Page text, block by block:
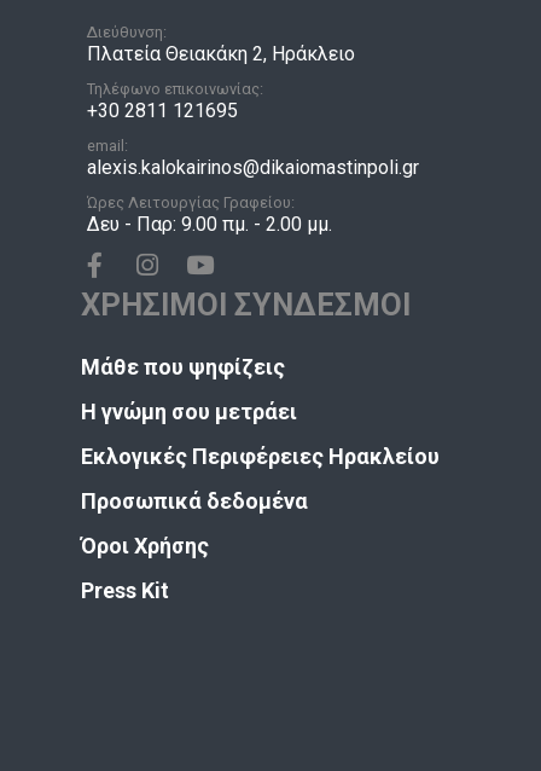
Διεύθυνση:
Πλατεία Θειακάκη 2, Ηράκλειο
Τηλέφωνο επικοινωνίας:
+30 2811 121695
email:
alexis.kalokairinos@dikaiomastinpoli.gr
Ώρες Λειτουργίας Γραφείου:
Δευ - Παρ: 9.00 πμ. - 2.00 μμ.
ΧΡΗΣΙΜΟΙ ΣΥΝΔΕΣΜΟΙ
Μάθε που ψηφίζεις
Η γνώμη σου μετράει
Εκλογικές Περιφέρειες Ηρακλείου
Προσωπικά δεδομένα
Όροι Χρήσης
Press Kit